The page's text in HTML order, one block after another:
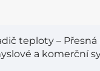
řadič teploty –
pro různé